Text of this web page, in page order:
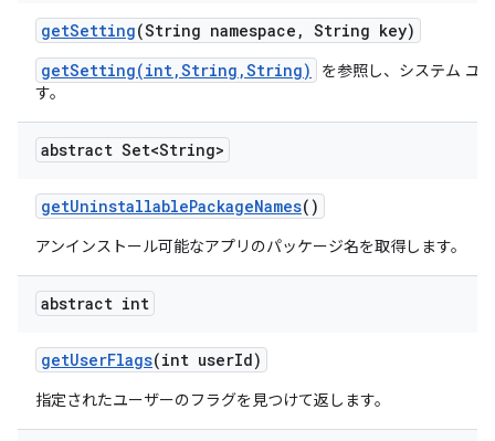
getSetting(String namespace , String key)
getSetting(int,String,String)
を参照し、システム ユ
す。
abstract Set<String>
getUninstallablePackageNames()
アンインストール可能なアプリのパッケージ名を取得します。
abstract int
getUserFlags(int userId)
指定されたユーザーのフラグを見つけて返します。